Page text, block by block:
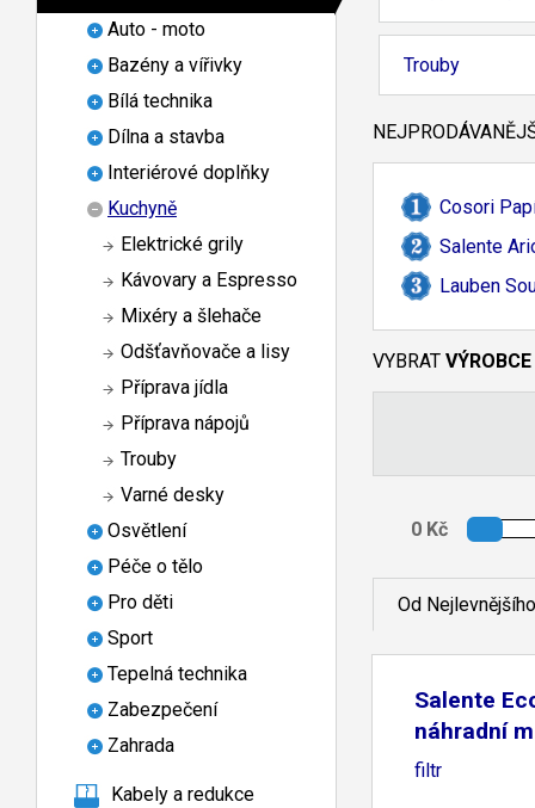
Auto - moto
Bazény a vířivky
Bílá technika
Dílna a stavba
Interiérové doplňky
Kuchyně
Elektrické grily
Kávovary a Espresso
Mixéry a šlehače
Odšťavňovače a lisy
Příprava jídla
Příprava nápojů
Trouby
Varné desky
Osvětlení
Péče o tělo
Pro děti
Sport
Tepelná technika
Zabezpečení
Zahrada
Kabely a redukce
Trouby
Cosori
Salente
Lauben
VYBRAT VÝROBCE
Od Nejlevnějšího
Salente
náhradní
filtr